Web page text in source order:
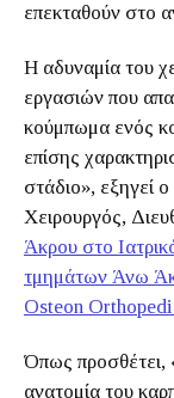
επεκταθούν στο
Η αδυναμία του
εργασιών που
κούμπωμα ενός
επίσης
στάδιο», εξηγεί ο
Χειρουργός,
Άκρου στο
τμημάτων Άνω
Osteon
Όπως προσθέτει,
ανατομία του